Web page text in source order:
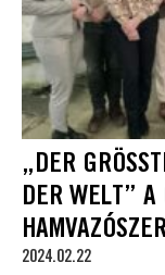
„DER
ER WELT” A
2024.02.22